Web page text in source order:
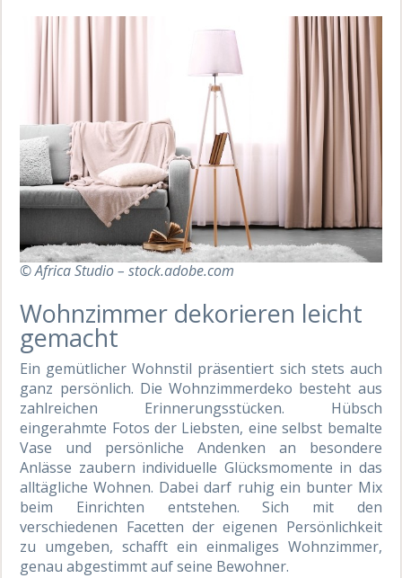
© Africa Studio – stock.adobe.com
Wohnzimmer dekorieren leicht
gemacht
Ein gemütlicher Wohnstil präsentiert sich stets auch
ganz persönlich. Die Wohnzimmerdeko besteht aus
zahlreichen Erinnerungsstücken. Hübsch
eingerahmte Fotos der Liebsten, eine selbst bemalte
Vase und persönliche Andenken an besondere
Anlässe zaubern individuelle Glücksmomente in das
alltägliche Wohnen. Dabei darf ruhig ein bunter Mix
beim Einrichten entstehen. Sich mit den
verschiedenen Facetten der eigenen Persönlichkeit
zu umgeben, schafft ein einmaliges Wohnzimmer,
genau abgestimmt auf seine Bewohner.